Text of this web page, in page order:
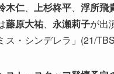
木仁、 上杉柊平、 浮所飛
藤原大祐、 永瀬莉子が出
ス・シンデレラ」(21/